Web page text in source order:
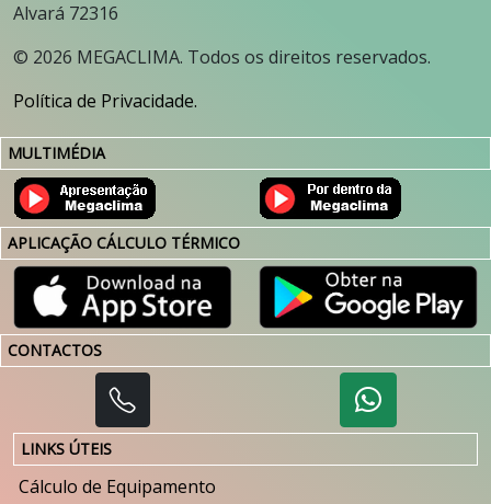
Alvará 72316
© 2026 MEGACLIMA. Todos os direitos reservados.
Política de Privacidade.
MULTIMÉDIA
APLICAÇÃO CÁLCULO TÉRMICO
CONTACTOS
LINKS ÚTEIS
Cálculo de Equipamento